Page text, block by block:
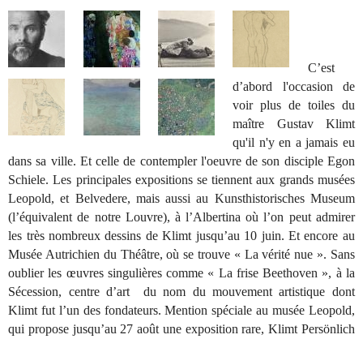
C’est
d’abord l'occasion de
voir plus de toiles du
maître Gustav Klimt
qu'il n'y en a jamais eu
dans sa ville. Et celle de contempler l'oeuvre de son disciple Egon
Schiele. Les principales expositions se tiennent aux grands musées
Leopold, et Belvedere, mais aussi au Kunsthistorisches Museum
(l’équivalent de notre Louvre), à l’Albertina où l’on peut admirer
les très nombreux dessins de Klimt jusqu’au 10 juin. Et encore au
Musée Autrichien du Théâtre, où se trouve « La vérité nue ». Sans
oublier les œuvres singulières comme « La frise Beethoven », à la
Sécession, centre d’art du nom du mouvement artistique dont
Klimt fut l’un des fondateurs. Mention spéciale au musée Leopold,
qui propose jusqu’au 27 août une exposition rare, Klimt Persönlich